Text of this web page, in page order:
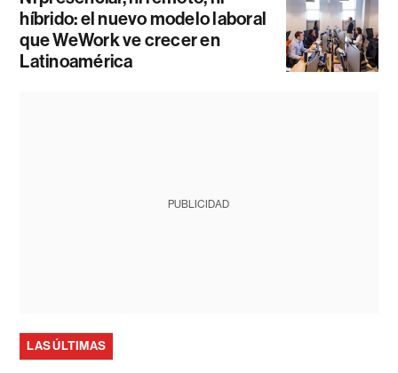
híbrido: el nuevo modelo laboral
que WeWork ve crecer en
Latinoamérica
PUBLICIDAD
LAS ÚLTIMAS